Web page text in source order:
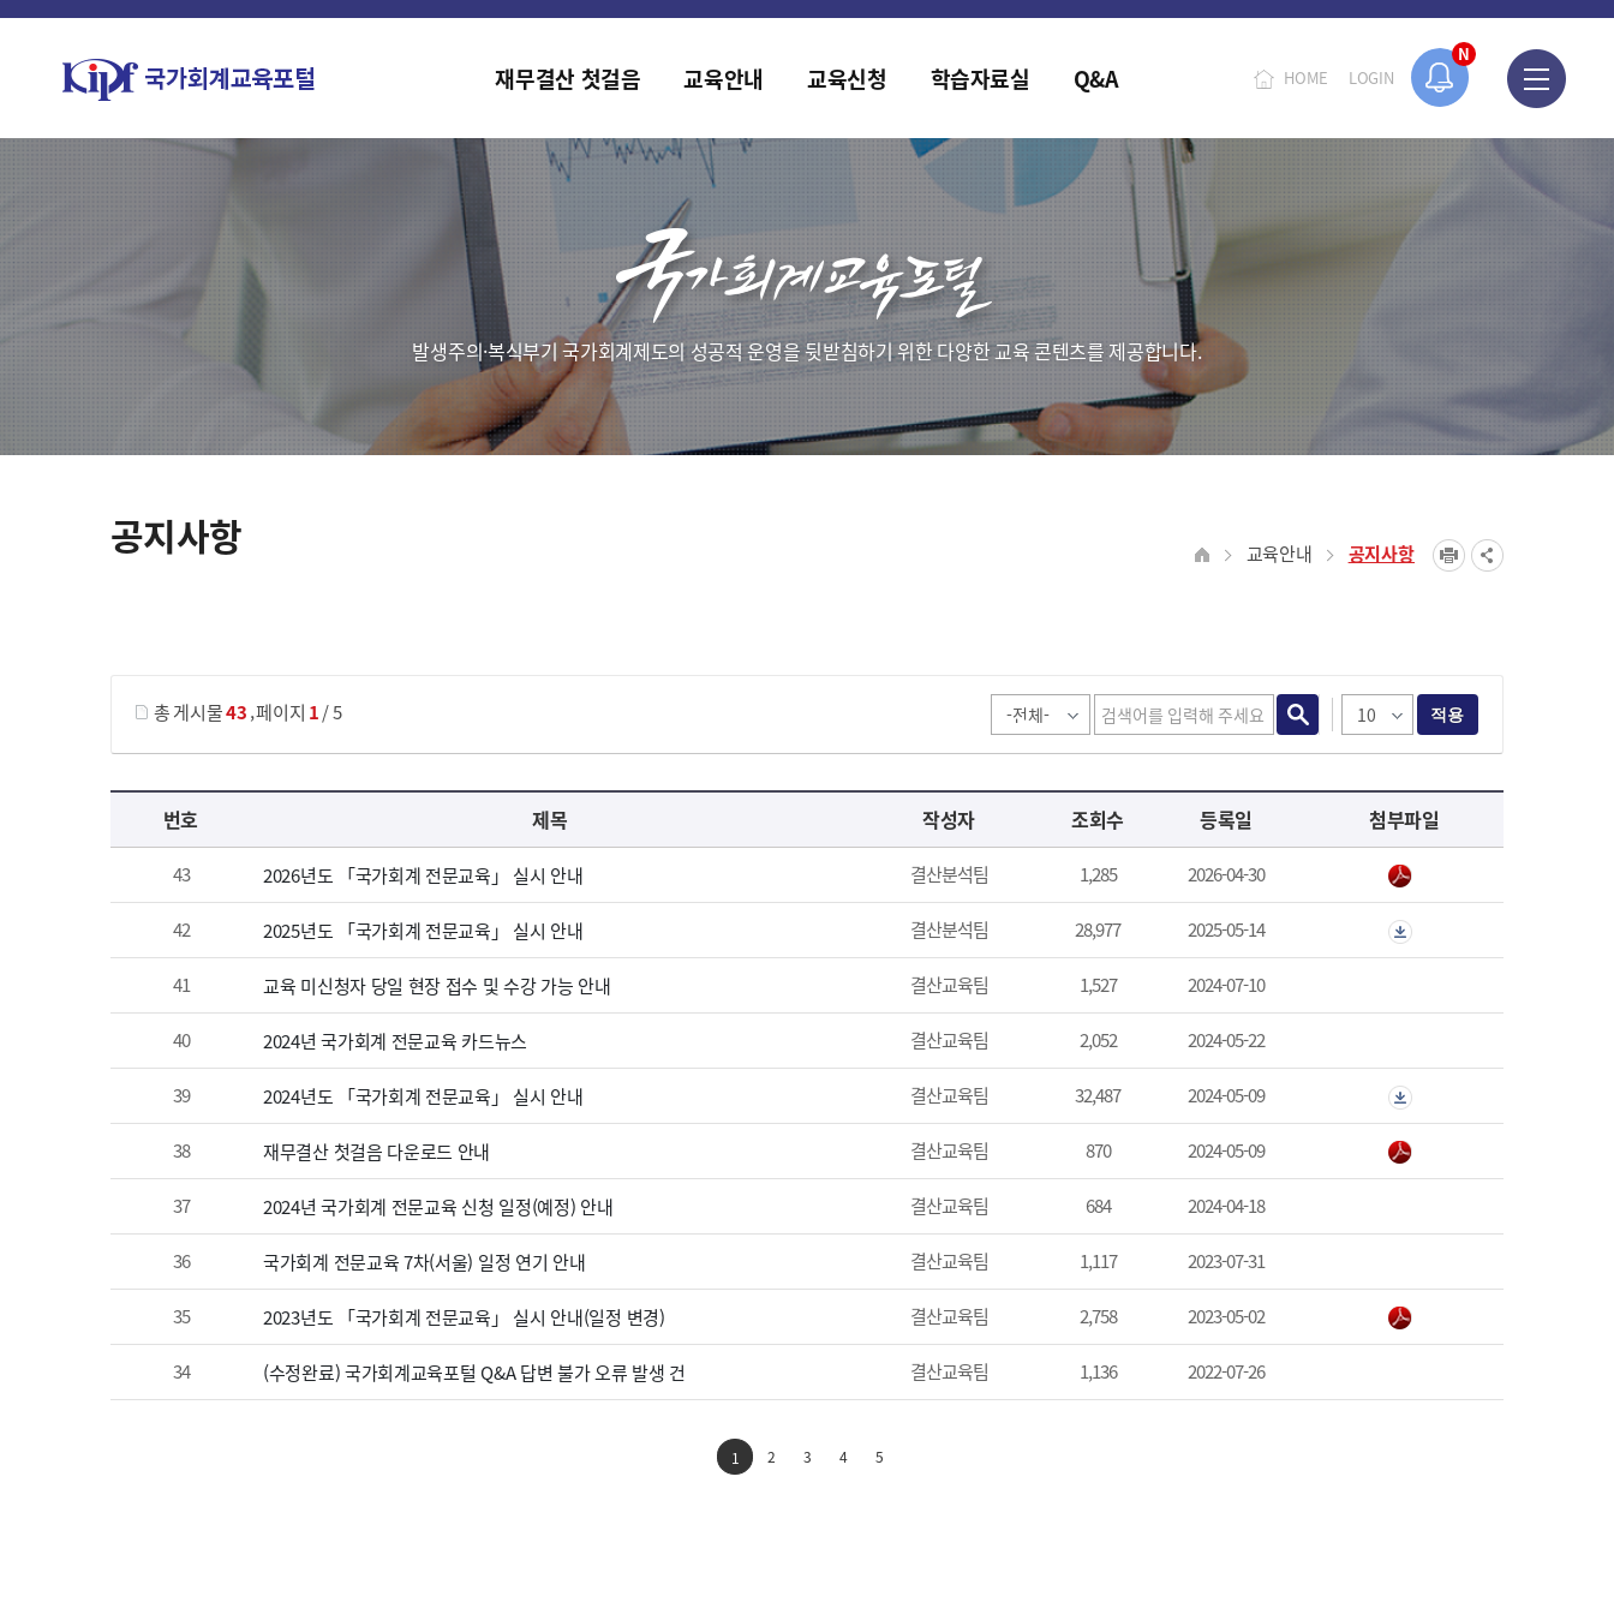
N
홈페이지가 새롭게 개편되었습니다.
HOME LOGIN
재무결산 첫걸음 교육안내 교육신청 학습자료실 Q&A
발생주의·복식부기 국가회계제도의 성공적 운영을 뒷받침하기 위한 다양한 교육 콘텐츠를 제공합니다.
공지사항 교육안내 공지사항
총 게시물43,페이지 1/ 5 적용
공지사항 목록 으로 번호, 제목, 작성자, 조회수, 등록 일, 첨부파일로 나열 되고 있습니다.
번호 제목 작성자 조회수 등록일 첨부파일
43 2026년도 「국가회계 전문교육」 실시 안내 결산분석팀 1,285 2026-04-30
42 2025년도 「국가회계 전문교육」 실시 안내 결산분석팀 28,977 2025-05-14
41 교육 미신청자 당일 현장 접수 및 수강 가능 안내 결산교육팀 1,527 2024-07-10
40 2024년 국가회계 전문교육 카드뉴스 결산교육팀 2,052 2024-05-22
39 2024년도 「국가회계 전문교육」 실시 안내 결산교육팀 32,487 2024-05-09
38 재무결산 첫걸음 다운로드 안내 결산교육팀 870 2024-05-09
37 2024년 국가회계 전문교육 신청 일정(예정) 안내 결산교육팀 684 2024-04-18
36 국가회계 전문교육 7차(서울) 일정 연기 안내 결산교육팀 1,117 2023-07-31
35 2023년도 「국가회계 전문교육」 실시 안내(일정 변경) 결산교육팀 2,758 2023-05-02
34 (수정완료) 국가회계교육포털 Q&A 답변 불가 오류 발생 건 결산교육팀 1,136 2022-07-26
1 2 3 4 5